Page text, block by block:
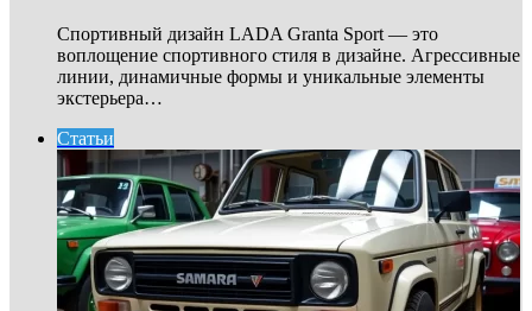
Спортивный дизайн LADA Granta Sport — это
воплощение спортивного стиля в дизайне. Агрессивные
линии, динамичные формы и уникальные элементы
экстерьера…
Статьи